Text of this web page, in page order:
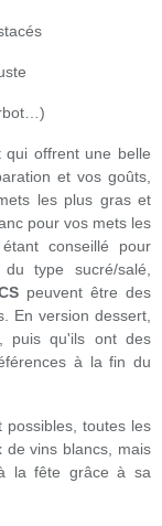
offrent une belle
et vos goûts,
les plus gras et
pour vos mets les
conseillé pour
type sucré/salé,
peuvent être des
En version dessert,
puis qu'ils ont des
à la fin du
possibles, toutes les
de vins blancs, mais
la fête grâce à sa